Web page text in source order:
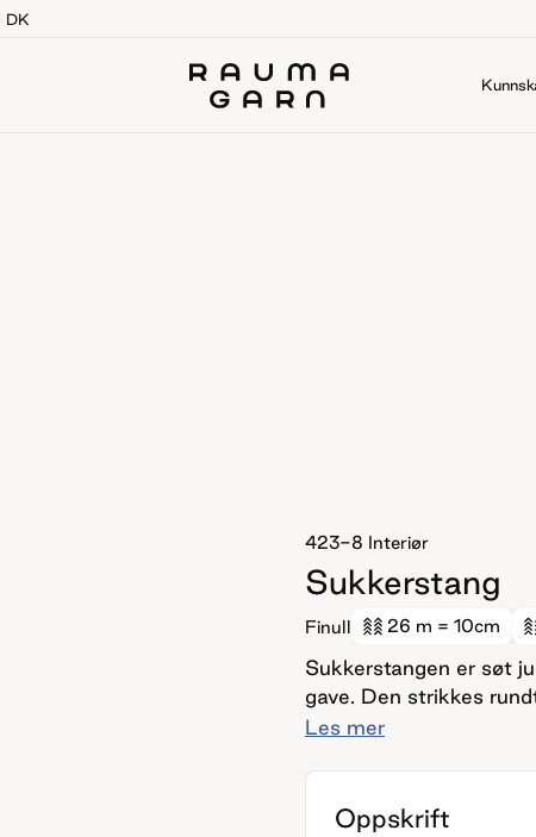
DK
423-8 Interiør
Sukkerstang
Finull 26 m = 10cm
Sukkerstangen er søt
gave. Den strikkes
strikkes med
Les mer
Oppskrift